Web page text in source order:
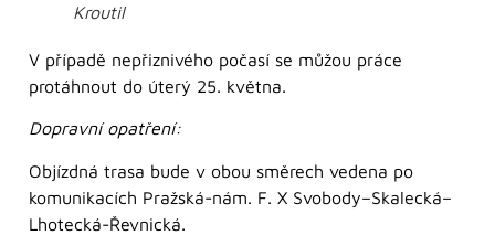
Kroutil
V případě nepřiznivého počasí se můžou práce
protáhnout do úterý 25. května.
Dopravní opatření:
Objízdná trasa bude v obou směrech vedena po
komunikacích Pražská-nám. F. X Svobody–Skalecká–
Lhotecká-Řevnická.